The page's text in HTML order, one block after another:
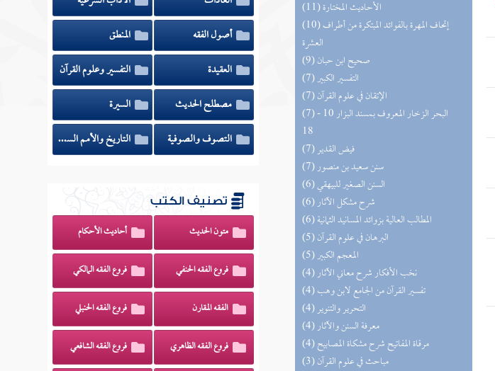
(11) الأحاديث المختارة
(10) إتحاف المهرة بالفوائد المبتكرة من أطراف
العشرة
(9) صحيح ابن حبان
(7) التفسير الكبير
(7) الإتقان في علوم القرآن
(7) البحر الزخار المعروف بمسند البزار 10 -
18
(7) فيض القدير
(7) سنن سعيد بن منصور
(6) السنن الصغير للبيهقي
(6) شرح مشكل الآثار
(6) المطالب العالية بزوائد المسانيد الثمانية
(5) البرهان في علوم القرآن
(5) المعجم الكبير
(4) نخب الأفكار شرح معاني الآثار
(4) تفسير القرآن من الجامع لابن وهب
(4) التحرير والتنوير
(4) معرفة السنن والآثار
(4) مرقاة المفاتيح شرح مشكاة المصابيح
(3) مباحث في علوم القرآن
أصول الفقه
المنطق
العقيدة
التفسير وعلوم القرآن
مصطلح الحديث
السيرة
التصوف والصوفية
التاريخ والأمم السابقة
تصنيف الكتب
متون الحديث أحاديث الأحكام
فروع الفقه الحنفي فروع الفقه المالكي
الفقه المقارن فروع الفقه الحنبلي
فروع الفقه الظاهري فروع الفقه الشافعي